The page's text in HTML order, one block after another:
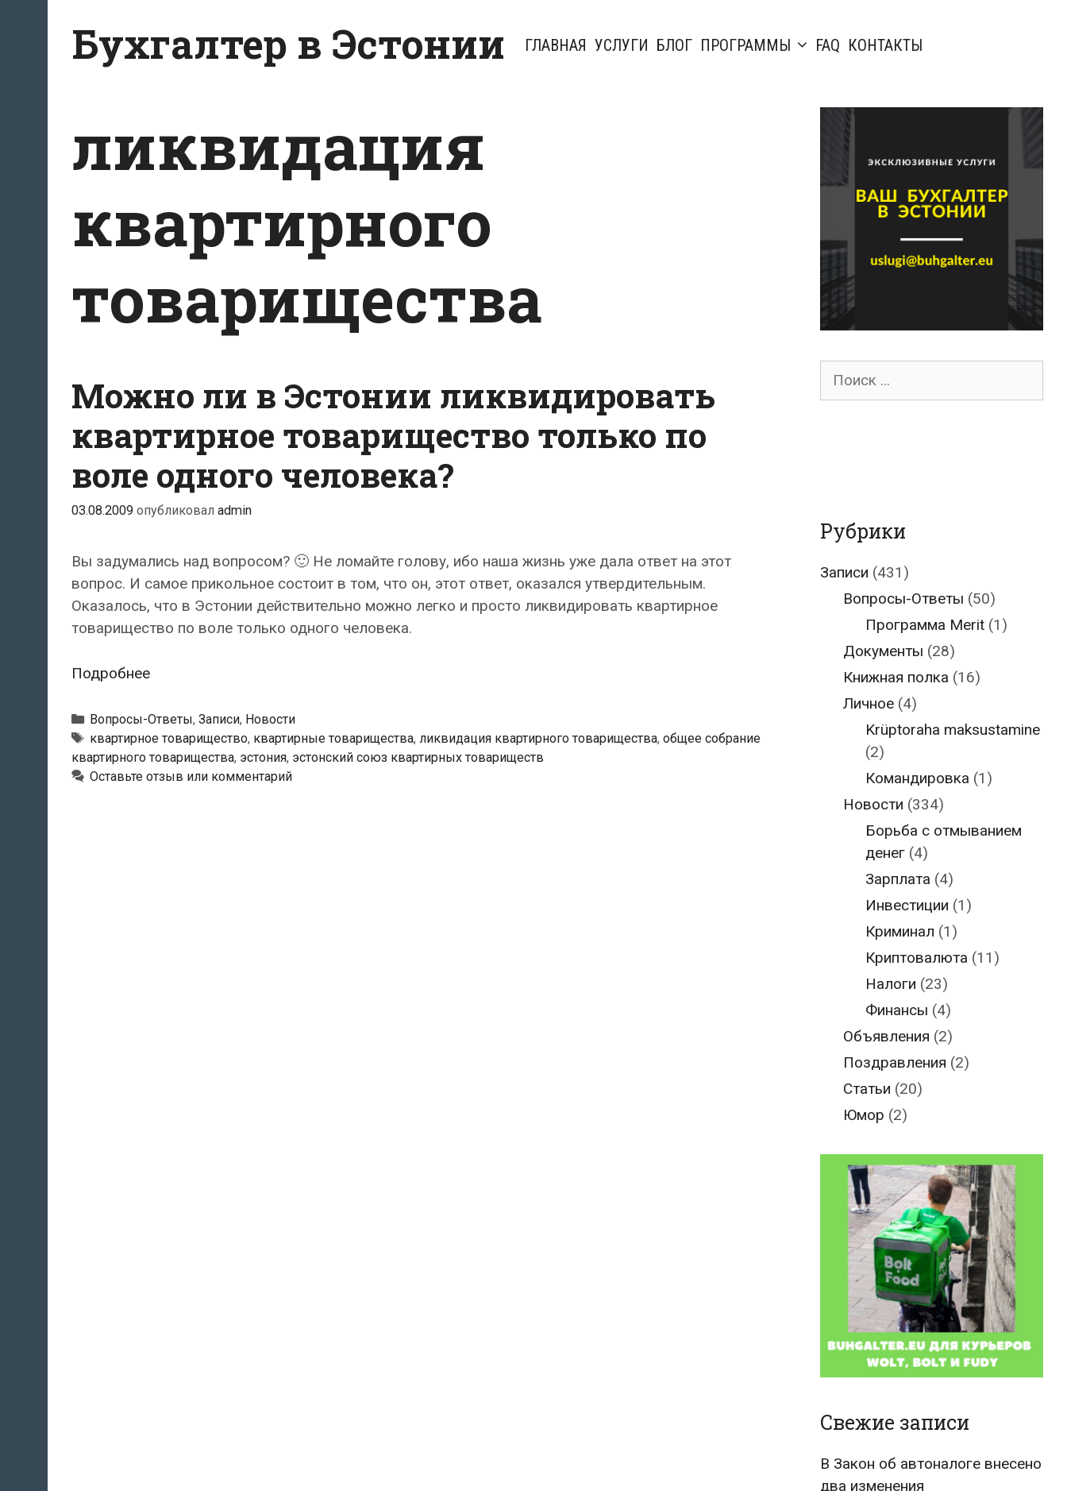
содержанию
Бухгалтер в Эстонии ГЛАВНАЯ УСЛУГИ БЛОГ ПРОГРАММЫ FAQ КОНТАКТЫ
ликвидация
квартирного
товарищества
Можно ли в Эстонии ликвидировать
квартирное товарищество только по
воле одного человека?
03.08.2009 опубликовал admin
Вы задумались над вопросом? 🙂 Не ломайте голову, ибо наша жизнь уже дала ответ на этот
вопрос. И самое прикольное состоит в том, что он, этот ответ, оказался утвердительным.
Оказалось, что в Эстонии действительно можно легко и просто ликвидировать квартирное
товарищество по воле только одного человека.
ПодробнееМожно
в
Эстонии
ликвидировать
квартирное
Рубрики
Вопросы-Ответы, Записи, Новости
Метки
квартирное товарищество, квартирные товарищества, ликвидация квартирного товарищества, общее собрание
квартирного товарищества, эстония, эстонский союз квартирных товариществ
Оставьте отзыв или комментарий
Поиск
Рубрики
Записи (431)
Вопросы-Ответы (50)
Программа Merit (1)
Документы (28)
Книжная полка (16)
Личное(4)
Krüptoraha maksustamine
(2)
Командировка (1)
Новости (334)
Борьба с отмыванием
денег (4)
Зарплата (4)
Инвестиции (1)
Криминал (1)
Криптовалюта (11)
Налоги (23)
Финансы (4)
Объявления (2)
Поздравления (2)
Статьи (20)
Юмор (2)
Свежие записи
В Закон об автоналоге внесено
два изменения